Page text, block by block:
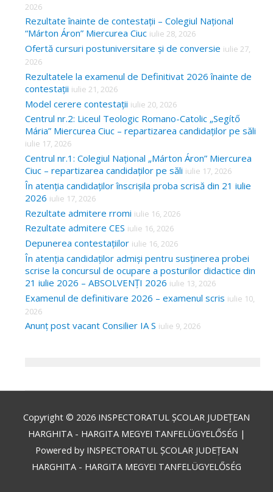
2026
Rezultate înainte de contestații – Colegiul Național
“Márton Áron” Miercurea Ciuc iulie 28, 2026
Ofertă cursuri postuniversitare și de conversie iulie 27,
2026
Rezultatele la examenul de Definitivat 2026 înainte de
contestații iulie 21, 2026
Model cerere contestații iulie 20, 2026
Centrul nr.2: Liceul Teologic Romano-Catolic „Segítő
Mária” Miercurea Ciuc – repartizarea candidaților pe săli
iulie 17, 2026
Centrul nr.1: Colegiul Național „Márton Áron” Miercurea
Ciuc – repartizarea candidaților pe săli iulie 17, 2026
În atenția candidaților înscrișila proba scrisă din 21 iulie
2026 iulie 17, 2026
Rezultate admitere rromi iulie 16, 2026
Rezultate admitere CES iulie 16, 2026
Depunerea contestațiilor iulie 16, 2026
În atenția candidaților admiși pentru susținerea probei
scrise la concursul de ocupare a posturilor didactice din
21 iulie 2026 – ABSOLVENȚI 2026 iulie 13, 2026
Examenul de definitivare 2026 – examenul scris iulie 10,
2026
Anunț post vacant Consilier IA S iulie 9, 2026
Copyright © 2026 INSPECTORATUL ȘCOLAR JUDEȚEAN
HARGHITA - HARGITA MEGYEI TANFELÜGYELŐSÉG |
Powered by INSPECTORATUL ȘCOLAR JUDEȚEAN
HARGHITA - HARGITA MEGYEI TANFELÜGYELŐSÉG